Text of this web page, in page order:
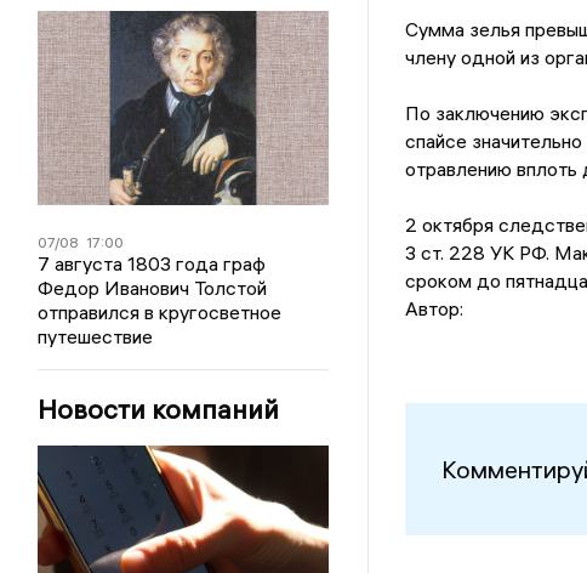
07/08 17:00
7 августа 1803 года граф
Федор Иванович Толстой
отправился в кругосветное
путешествие
Новости компаний
Сумма зелья
члену одной из
По заключению
спайсе
отравлению вплоть
2 октября
3 ст. 228 УК РФ.
сроком до
Автор: